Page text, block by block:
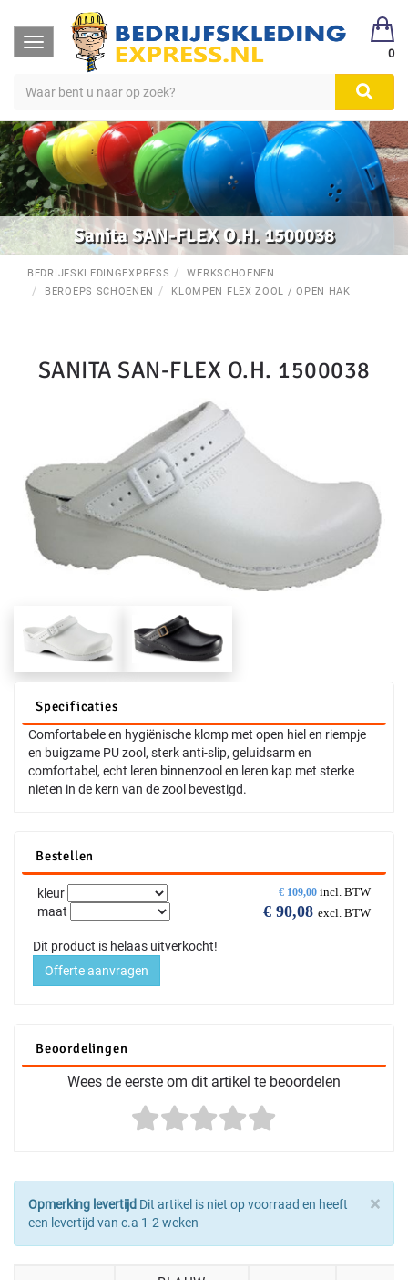
Toggle
navigation
0
Sanita SAN-FLEX O.H. 1500038
BEDRIJFSKLEDINGEXPRESS
WERKSCHOENEN
BEROEPS SCHOENEN
KLOMPEN FLEX ZOOL / OPEN HAK
SANITA SAN-FLEX O.H. 1500038
Specificaties
Comfortabele en hygiënische klomp met open hiel en riempje
en buigzame PU zool, sterk anti-slip, geluidsarm en
comfortabel, echt leren binnenzool en leren kap met sterke
nieten in de kern van de zool bevestigd.
Bestellen
€ 109,00 incl. BTW
€ 90,08 excl. BTW
kleur
maat
Dit product is helaas uitverkocht!
Offerte aanvragen
Beoordelingen
Wees de eerste om dit artikel te beoordelen
×
Opmerking levertijd Dit artikel is niet op voorraad en heeft
een levertijd van c.a 1-2 weken